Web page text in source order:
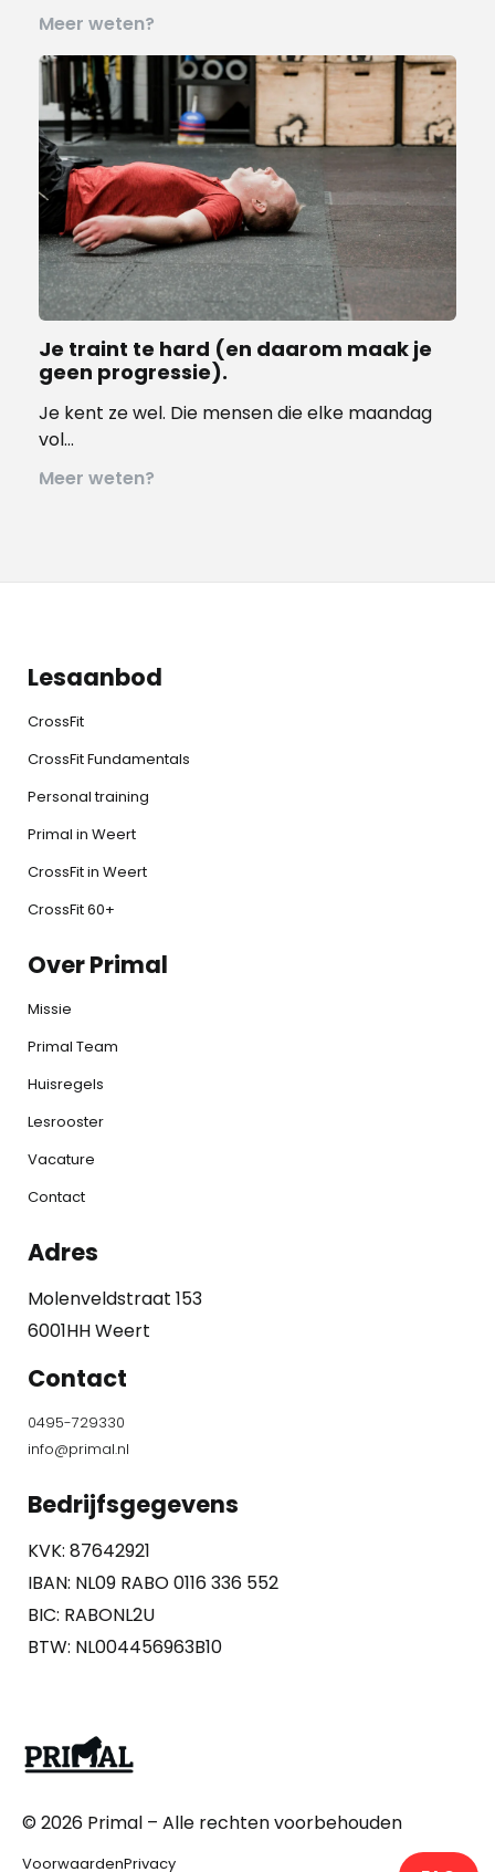
Meer weten?
Je traint te hard (en daarom maak je
geen progressie).
Je kent ze wel. Die mensen die elke maandag
vol…
Meer weten?
Lesaanbod
CrossFit
CrossFit Fundamentals
Personal training
Primal in Weert
CrossFit in Weert
CrossFit 60+
Over Primal
Missie
Primal Team
Huisregels
Lesrooster
Vacature
Contact
Adres
Molenveldstraat 153
6001HH Weert
Contact
0495-729330
info@primal.nl
Bedrijfsgegevens
KVK: 87642921
IBAN: NL09 RABO 0116 336 552
BIC: RABONL2U
BTW: NL004456963B10
© 2026 Primal – Alle rechten voorbehouden
VoorwaardenPrivacy